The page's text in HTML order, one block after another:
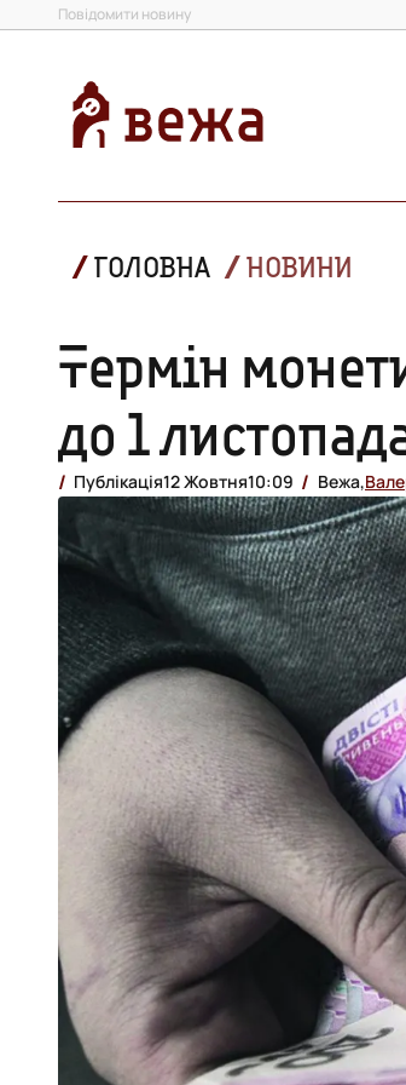
Повідомити новину
ГОЛОВНА НОВИНИ
Термін
до 1
Публікація12 Жовтня10:09 Вежа,